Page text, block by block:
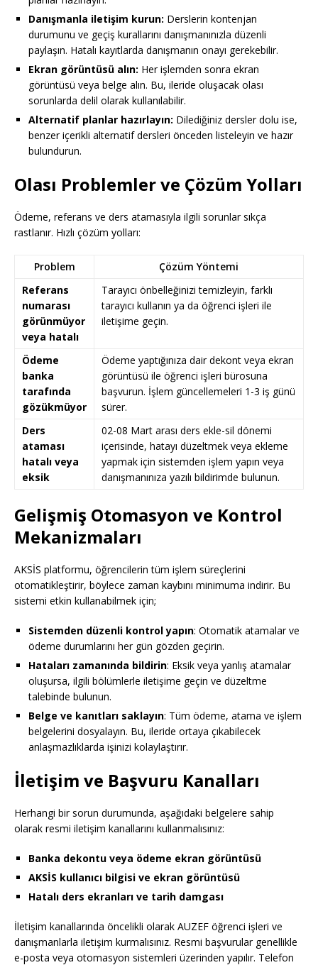
Danışmanla iletişim kurun: Derslerin kontenjan
durumunu ve geçiş kurallarını danışmanınızla düzenli
paylaşın. Hatalı kayıtlarda danışmanın onayı gerekebilir.
Ekran görüntüsü alın: Her işlemden sonra ekran
görüntüsü veya belge alın. Bu, ileride oluşacak olası
sorunlarda delil olarak kullanılabilir.
Alternatif planlar hazırlayın: Dilediğiniz dersler dolu ise,
benzer içerikli alternatif dersleri önceden listeleyin ve hazır
bulundurun.
Olası Problemler ve Çözüm Yolları
Ödeme, referans ve ders atamasıyla ilgili sorunlar sıkça
rastlanır. Hızlı çözüm yolları:
Problem
Çözüm Yöntemi
Referans
numarası
görünmüyor
veya hatalı
Tarayıcı önbelleğinizi temizleyin, farklı
tarayıcı kullanın ya da öğrenci işleri ile
iletişime geçin.
Ödeme
banka
tarafında
gözükmüyor
Ödeme yaptığınıza dair dekont veya ekran
görüntüsü ile öğrenci işleri bürosuna
başvurun. İşlem güncellemeleri 1-3 iş günü
sürer.
Ders
ataması
hatalı veya
eksik
02-08 Mart arası ders ekle-sil dönemi
içerisinde, hatayı düzeltmek veya ekleme
yapmak için sistemden işlem yapın veya
danışmanınıza yazılı bildirimde bulunun.
Gelişmiş Otomasyon ve Kontrol
Mekanizmaları
AKSİS platformu, öğrencilerin tüm işlem süreçlerini
otomatikleştirir, böylece zaman kaybını minimuma indirir. Bu
sistemi etkin kullanabilmek için;
Sistemden düzenli kontrol yapın: Otomatik atamalar ve
ödeme durumlarını her gün gözden geçirin.
Hataları zamanında bildirin: Eksik veya yanlış atamalar
oluşursa, ilgili bölümlerle iletişime geçin ve düzeltme
talebinde bulunun.
Belge ve kanıtları saklayın: Tüm ödeme, atama ve işlem
belgelerini dosyalayın. Bu, ileride ortaya çıkabilecek
anlaşmazlıklarda işinizi kolaylaştırır.
İletişim ve Başvuru Kanalları
Herhangi bir sorun durumunda, aşağıdaki belgelere sahip
olarak resmi iletişim kanallarını kullanmalısınız:
Banka dekontu veya ödeme ekran görüntüsü
AKSİS kullanıcı bilgisi ve ekran görüntüsü
Hatalı ders ekranları ve tarih damgası
İletişim kanallarında öncelikli olarak AUZEF öğrenci işleri ve
danışmanlarla iletişim kurmalısınız. Resmi başvurular genellikle
e-posta veya otomasyon sistemleri üzerinden yapılır. Telefon